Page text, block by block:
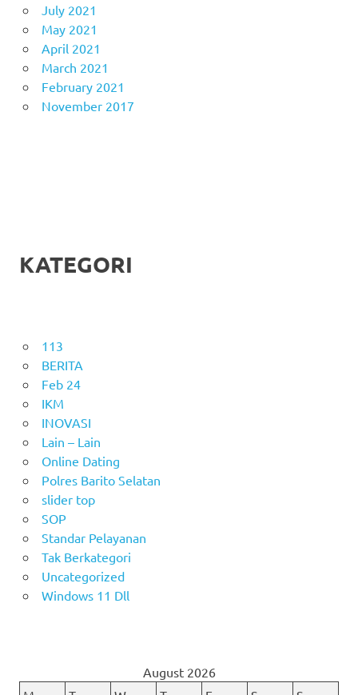
July 2021
May 2021
April 2021
March 2021
February 2021
November 2017
KATEGORI
113
BERITA
Feb 24
IKM
INOVASI
Lain – Lain
Online Dating
Polres Barito Selatan
slider top
SOP
Standar Pelayanan
Tak Berkategori
Uncategorized
Windows 11 Dll
August 2026